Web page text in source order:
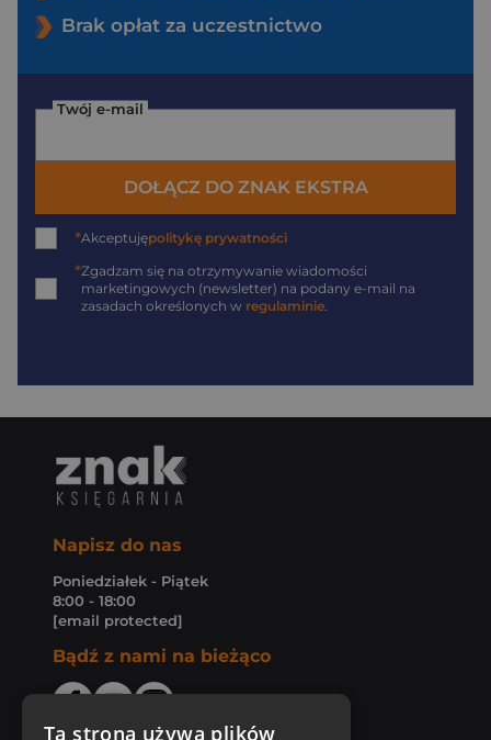
Brak opłat za uczestnictwo
Twój e-mail
DOŁĄCZ DO ZNAK EKSTRA
*Akceptujępolitykę prywatności
*Zgadzam się na otrzymywanie wiadomości
marketingowych (newsletter) na podany e-mail na
zasadach określonych w regulaminie.
Napisz do nas
Poniedziałek - Piątek
8:00 - 18:00
[email protected]
Bądź z nami na bieżąco
Ta strona używa plików